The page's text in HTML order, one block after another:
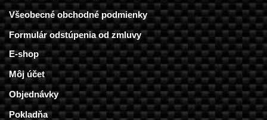
Všeobecné obchodné podmienky
Formulár odstúpenia od zmluvy
E-shop
Môj účet
Objednávky
Pokladňa